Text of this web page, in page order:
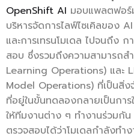
OpenShift AI มอบแพลตฟอ
บริหารจัดการไลฟ์ไซเคิลของ
และการเทรนโมเดล ไปจนถึง
สอบ ซึ่งรวมถึงความสามารถส
Learning Operations) และ
Model Operations) ที่เป็นสิ่ง
ที่อยู่ในขั้นทดลองกลายเป็นกา
ให้ทีมงานต่าง ๆ ทำงานร่วมกัน
ตรวจสอบได้ว่าโมเดลกำลังทำ